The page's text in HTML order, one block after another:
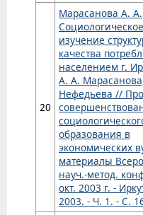
20
Марасанова А. А.
Социологическое
изучение
качества
населением г.
А. А.
Нефедьева //
образования в
экономических
материалы
науч.-метод.
окт. 2003 г. -
2003. - Ч. 1. - С.